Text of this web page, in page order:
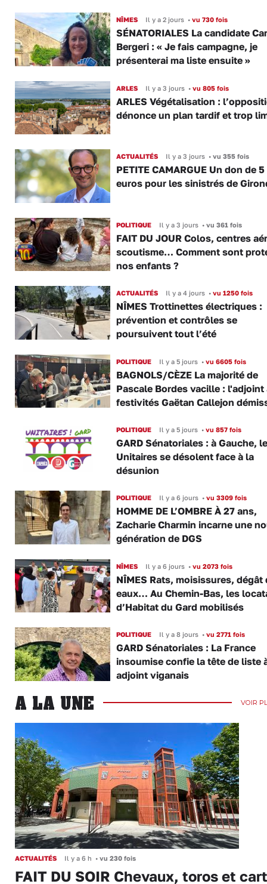
NÎMES Il y a 2 jours •vu 730 fois
SÉNATORIALES La candidate
Bergeri : « Je fais campagne, je
présenterai ma liste ensuite »
ARLES Il y a 3 jours •vu 805 fois
ARLES Végétalisation :
dénonce un plan tardif et trop
ACTUALITÉS Il y a 3 jours •vu 355 fois
PETITE CAMARGUE Un don de
euros pour les sinistrés de
POLITIQUE Il y a 3 jours •vu 361 fois
FAIT DU JOUR Colos, centres
scoutisme… Comment sont
nos enfants ?
ACTUALITÉS Il y a 4 jours •vu 1250 fois
NÎMES Trottinettes électriques :
prévention et contrôles se
poursuivent tout l’été
POLITIQUE Il y a 5 jours •vu 6605 fois
BAGNOLS/CÈZE La majorité de
Pascale Bordes vacille : l'adjoint
festivités Gaëtan Callejon
POLITIQUE Il y a 5 jours •vu 857 fois
GARD Sénatoriales : à Gauche,
Unitaires se désolent face à la
désunion
POLITIQUE Il y a 6 jours •vu 3309 fois
HOMME DE L’OMBRE À 27 ans,
Zacharie Charmin incarne une
génération de DGS
NÎMES Il y a 6 jours •vu 2073 fois
NÎMES Rats, moisissures, dégât
eaux… Au Chemin-Bas, les
d’Habitat du Gard mobilisés
POLITIQUE Il y a 8 jours •vu 2771 fois
GARD Sénatoriales : La France
insoumise confie la tête de liste
adjoint viganais
A LA UNE VOIR
ACTUALITÉS Il y a 6 h • vu 230 fois
FAIT DU SOIR Chevaux, toros et